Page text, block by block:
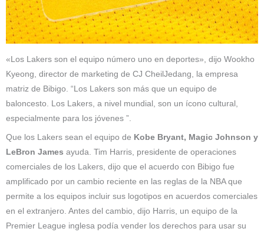
«Los Lakers son el equipo número uno en deportes», dijo Wookho
Kyeong, director de marketing de CJ CheilJedang, la empresa
matriz de Bibigo. “Los Lakers son más que un equipo de
baloncesto. Los Lakers, a nivel mundial, son un ícono cultural,
especialmente para los jóvenes ”.
Que los Lakers sean el equipo de Kobe Bryant, Magic Johnson y
LeBron James ayuda. Tim Harris, presidente de operaciones
comerciales de los Lakers, dijo que el acuerdo con Bibigo fue
amplificado por un cambio reciente en las reglas de la NBA que
permite a los equipos incluir sus logotipos en acuerdos comerciales
en el extranjero. Antes del cambio, dijo Harris, un equipo de la
Premier League inglesa podía vender los derechos para usar su